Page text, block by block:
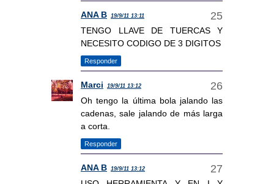
ANA B 19/9/11 13:11
TENGO LLAVE DE TUERCAS Y
NECESITO CODIGO DE 3 DIGITOS
Responder
Marci 19/9/11 13:12
Oh tengo la última bola jalando las
cadenas, sale jalando de más larga
a corta.
Responder
ANA B 19/9/11 13:12